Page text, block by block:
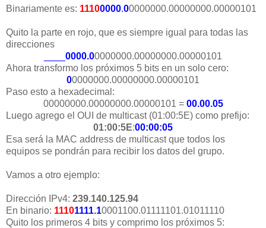
Binariamente es: 11100000.00000000.00000000.00000101
Quito la parte en rojo, que es siempre igual para todas las
direcciones
0000.00000000.00000000.00000101
Ahora transformo los próximos 5 bits en un solo cero:
00000000.00000000.00000101
Paso esto a hexadecimal:
00000000.00000000.00000101 = 00.00.05
Luego agrego el OUI de multicast (01:00:5E) como prefijo:
01:00:5E:00:00:05
Esa será la MAC address de multicast que todos los
equipos se pondrán para recibir los datos del grupo.
Vamos a otro ejemplo:
Dirección IPv4: 239.140.125.94
En binario: 11101111.10001100.01111101.01011110
Quito los primeros 4 bits y comprimo los próximos 5: